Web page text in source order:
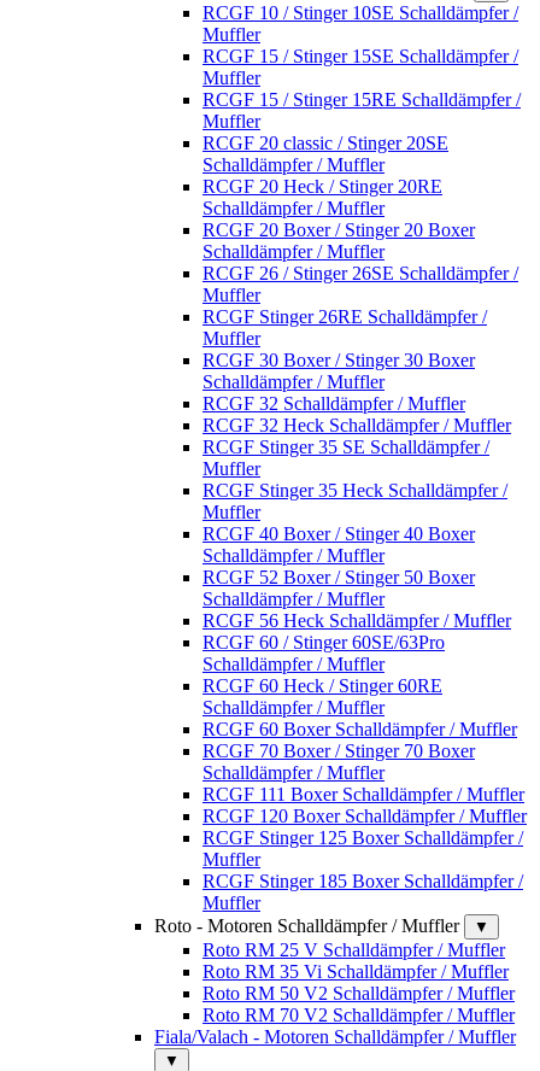
RCGF 10 / Stinger 10SE Schalldämpfer /
Muffler
RCGF 15 / Stinger 15SE Schalldämpfer /
Muffler
RCGF 15 / Stinger 15RE Schalldämpfer /
Muffler
RCGF 20 classic / Stinger 20SE
Schalldämpfer / Muffler
RCGF 20 Heck / Stinger 20RE
Schalldämpfer / Muffler
RCGF 20 Boxer / Stinger 20 Boxer
Schalldämpfer / Muffler
RCGF 26 / Stinger 26SE Schalldämpfer /
Muffler
RCGF Stinger 26RE Schalldämpfer /
Muffler
RCGF 30 Boxer / Stinger 30 Boxer
Schalldämpfer / Muffler
RCGF 32 Schalldämpfer / Muffler
RCGF 32 Heck Schalldämpfer / Muffler
RCGF Stinger 35 SE Schalldämpfer /
Muffler
RCGF Stinger 35 Heck Schalldämpfer /
Muffler
RCGF 40 Boxer / Stinger 40 Boxer
Schalldämpfer / Muffler
RCGF 52 Boxer / Stinger 50 Boxer
Schalldämpfer / Muffler
RCGF 56 Heck Schalldämpfer / Muffler
RCGF 60 / Stinger 60SE/63Pro
Schalldämpfer / Muffler
RCGF 60 Heck / Stinger 60RE
Schalldämpfer / Muffler
RCGF 60 Boxer Schalldämpfer / Muffler
RCGF 70 Boxer / Stinger 70 Boxer
Schalldämpfer / Muffler
RCGF 111 Boxer Schalldämpfer / Muffler
RCGF 120 Boxer Schalldämpfer / Muffler
RCGF Stinger 125 Boxer Schalldämpfer /
Muffler
RCGF Stinger 185 Boxer Schalldämpfer /
Muffler
Roto - Motoren Schalldämpfer / Muffler
▼
Roto RM 25 V Schalldämpfer / Muffler
Roto RM 35 Vi Schalldämpfer / Muffler
Roto RM 50 V2 Schalldämpfer / Muffler
Roto RM 70 V2 Schalldämpfer / Muffler
Fiala/Valach - Motoren Schalldämpfer / Muffler
▼